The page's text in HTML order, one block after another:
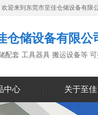
来到东莞市至佳仓储设备有限
仓储设备有限公
配套 工具器具 搬运设备等
中心 关于至佳